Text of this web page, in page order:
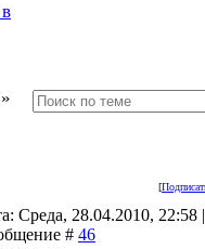
»
[
Среда, 28.04.2010, 22:58 |
# 46